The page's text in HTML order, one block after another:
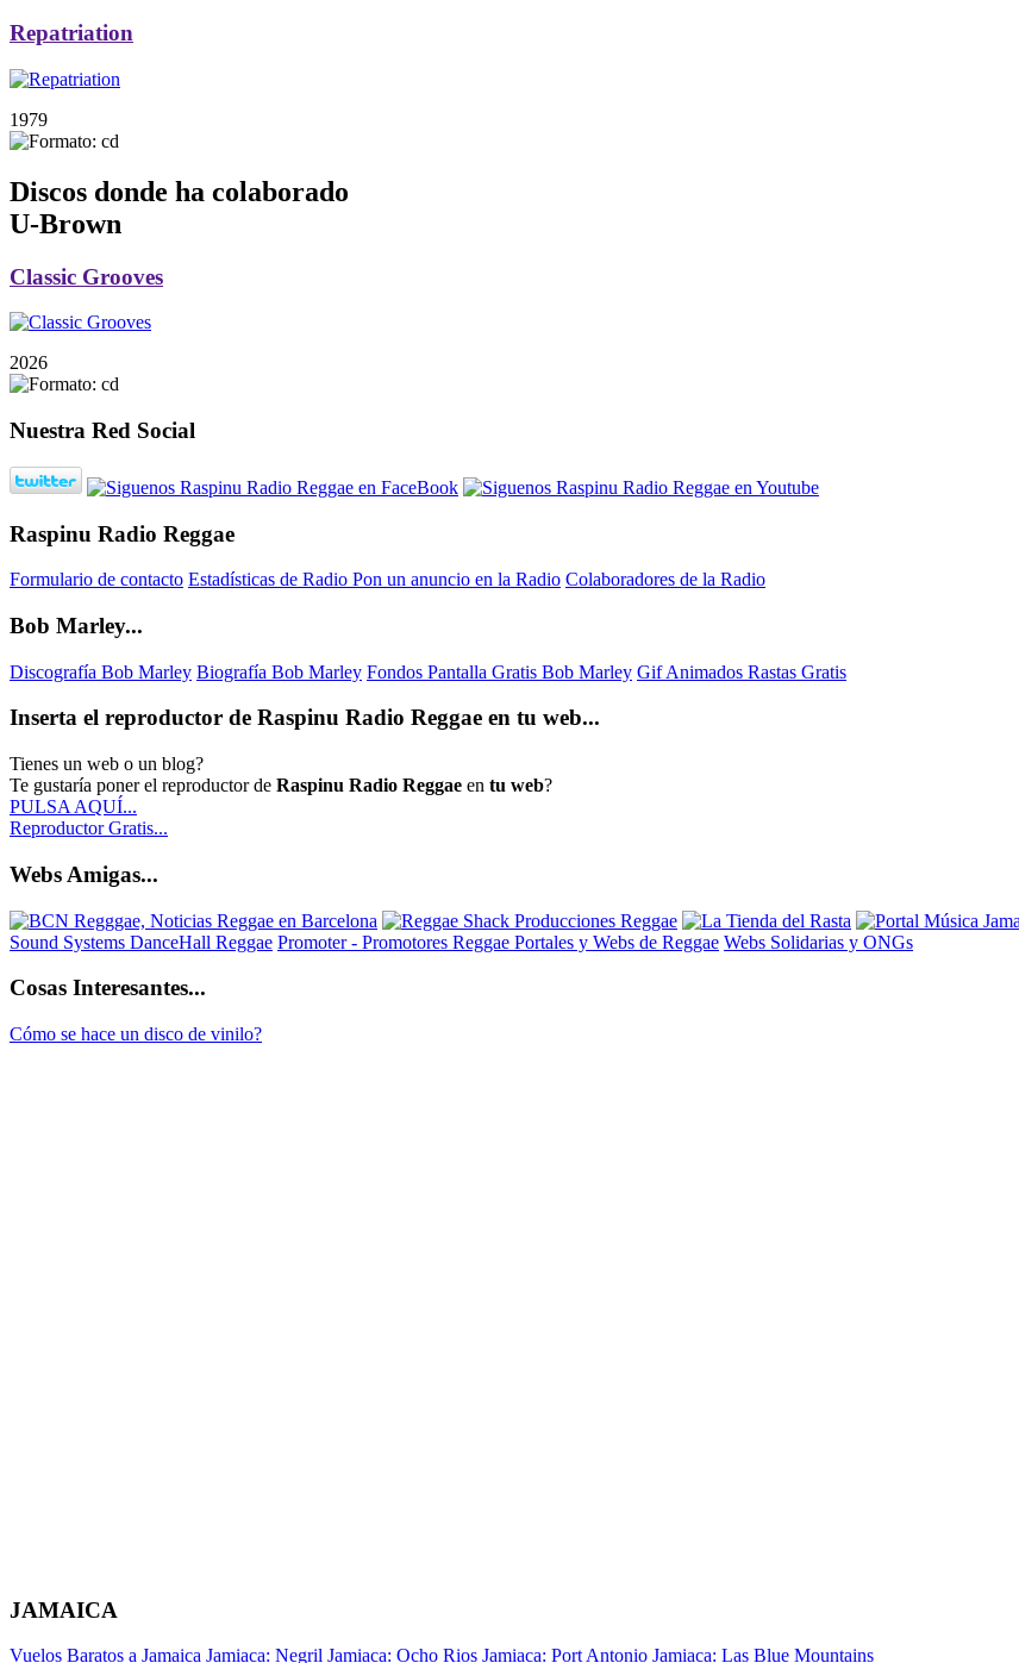
Repatriation
1979
Discos donde ha colaborado
U-Brown
Classic Grooves
2026
Nuestra Red Social
Raspinu Radio Reggae
Formulario de contacto Estadísticas de Radio Pon un anuncio en la Radio Colaboradores de la Radio
Bob Marley...
Discografía Bob Marley Biografía Bob Marley Fondos Pantalla Gratis Bob Marley Gif Animados Rastas Gratis
Inserta el reproductor de Raspinu Radio Reggae en tu web...
Tienes un web o un blog?
Te gustaría poner el reproductor de Raspinu Radio Reggae en tu web?
PULSA AQUÍ...
Reproductor Gratis...
Webs Amigas...
Sound Systems DanceHall Reggae Promoter - Promotores Reggae Portales y Webs de Reggae Webs Solidarias y ONGs
Cosas Interesantes...
Cómo se hace un disco de vinilo?
JAMAICA
Vuelos Baratos a Jamaica Jamiaca: Negril Jamiaca: Ocho Rios Jamiaca: Port Antonio Jamiaca: Las Blue Mountains